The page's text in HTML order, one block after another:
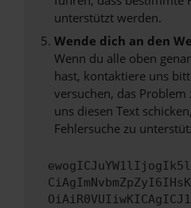
unterstützt werden.
Wende dich an den
Wenn du alle oben
hast, kontaktiere uns
versuchen, das
uns diesen Text
Fehlersuche zu